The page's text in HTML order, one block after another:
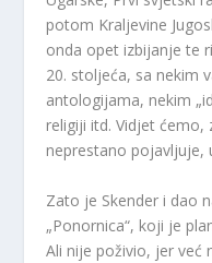
potom Kraljevine
onda opet izbijanje te
20. stoljeća, sa nekim
antologijama, nekim
religiji itd. Vidjet ćemo,
neprestano pojavljuje,
Zato je Skender i dao
„Ponornica“, koji je
Ali nije poživio, jer već